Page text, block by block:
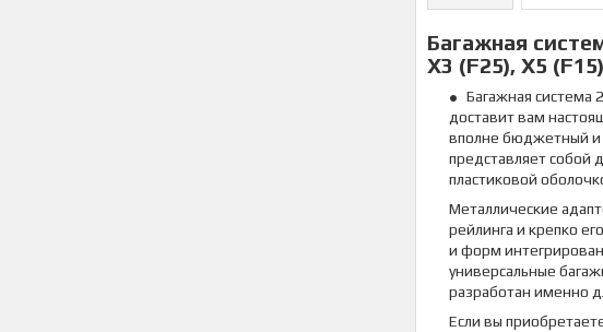
Багажная
X3 (F25), X5
Багажная система
доставит вам
вполне бюджетный и
представляет собой
пластиковой
Металлические
рейлинга и крепко
и форм
универсальные
разработан именно
Если вы